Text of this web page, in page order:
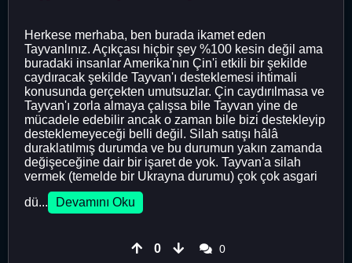
Herkese merhaba, ben burada ikamet eden
Tayvanlınız. Açıkçası hiçbir şey %100 kesin değil ama
buradaki insanlar Amerika'nın Çin'i etkili bir şekilde
caydıracak şekilde Tayvan'ı desteklemesi ihtimali
konusunda gerçekten umutsuzlar. Çin caydırılmasa ve
Tayvan'ı zorla almaya çalışsa bile Tayvan yine de
mücadele edebilir ancak o zaman bile bizi destekleyip
desteklemeyeceği belli değil. Silah satışı hâlâ
duraklatılmış durumda ve bu durumun yakın zamanda
değişeceğine dair bir işaret de yok. Tayvan'a silah
vermek (temelde bir Ukrayna durumu) çok çok asgari
dü...
Devamını Oku
0
0